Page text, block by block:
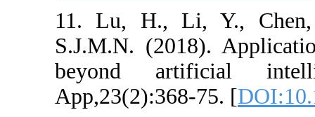
11. Lu, H.,
S.J.M.N.
beyond
App,23(2):368-